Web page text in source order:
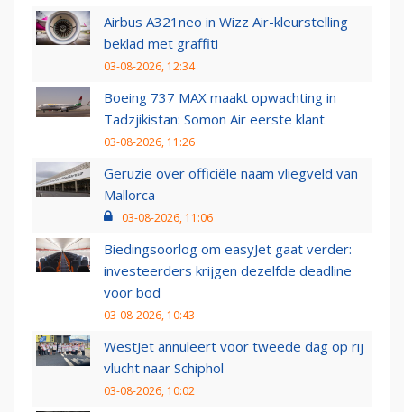
Airbus A321neo in Wizz Air-kleurstelling
beklad met graffiti
03-08-2026, 12:34
Boeing 737 MAX maakt opwachting in
Tadzjikistan: Somon Air eerste klant
03-08-2026, 11:26
Geruzie over officiële naam vliegveld van
Mallorca
03-08-2026, 11:06
Biedingsoorlog om easyJet gaat verder:
investeerders krijgen dezelfde deadline
voor bod
03-08-2026, 10:43
WestJet annuleert voor tweede dag op rij
vlucht naar Schiphol
03-08-2026, 10:02